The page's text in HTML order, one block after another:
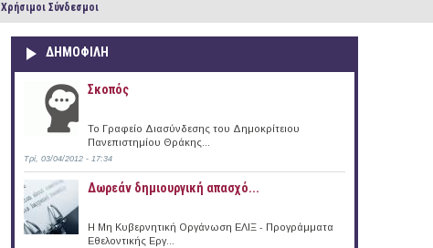
Χρήσιμοι Σύνδεσμοι
ΔΗΜΟΦΙΛΗ
Σκοπός
Το Γραφείο Διασύνδεσης του Δημοκρίτειου
Πανεπιστημίου Θράκης...
Τρί, 03/04/2012 - 17:34
Δωρεάν δημιουργική απασχό...
Η Μη Κυβερνητική Οργάνωση ΕΛΙΞ - Προγράμματα
Εθελοντικής Εργ...